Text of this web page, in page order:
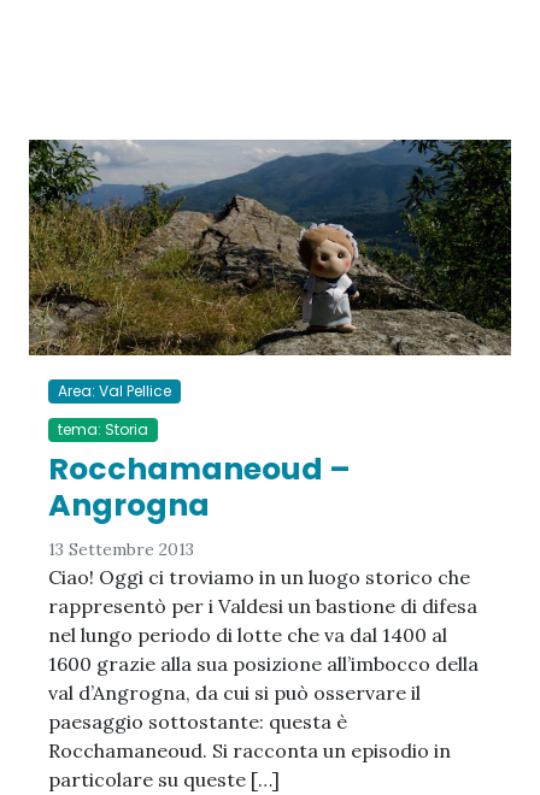
Area: Val Pellice
tema: Storia
Rocchamaneoud –
Angrogna
13 Settembre 2013
Ciao! Oggi ci troviamo in un luogo storico che
rappresentò per i Valdesi un bastione di difesa
nel lungo periodo di lotte che va dal 1400 al
1600 grazie alla sua posizione all’imbocco della
val d’Angrogna, da cui si può osservare il
paesaggio sottostante: questa è
Rocchamaneoud. Si racconta un episodio in
particolare su queste […]